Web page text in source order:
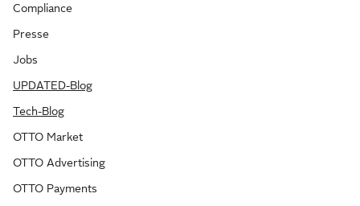
Compliance
Presse
Jobs
UPDATED-Blog
Tech-Blog
OTTO Market
OTTO Advertising
OTTO Payments